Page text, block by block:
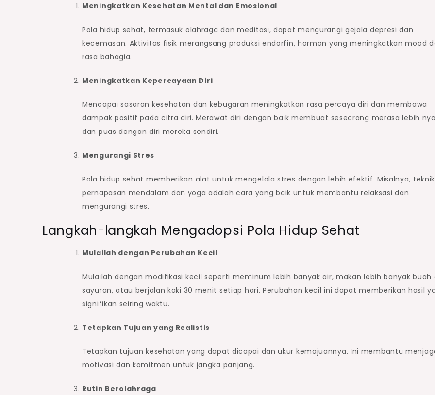
Meningkatkan Kesehatan Mental dan Emosional
Pola hidup sehat, termasuk olahraga dan meditasi, dapat mengurangi gejala depresi dan
kecemasan. Aktivitas fisik merangsang produksi endorfin, hormon yang meningkatkan mood
rasa bahagia.
Meningkatkan Kepercayaan Diri
Mencapai sasaran kesehatan dan kebugaran meningkatkan rasa percaya diri dan membawa
dampak positif pada citra diri. Merawat diri dengan baik membuat seseorang merasa lebih
dan puas dengan diri mereka sendiri.
Mengurangi Stres
Pola hidup sehat memberikan alat untuk mengelola stres dengan lebih efektif. Misalnya, teknik
pernapasan mendalam dan yoga adalah cara yang baik untuk membantu relaksasi dan
mengurangi stres.
Langkah-langkah Mengadopsi Pola Hidup Sehat
Mulailah dengan Perubahan Kecil
Mulailah dengan modifikasi kecil seperti meminum lebih banyak air, makan lebih banyak buah
sayuran, atau berjalan kaki 30 menit setiap hari. Perubahan kecil ini dapat memberikan hasil
signifikan seiring waktu.
Tetapkan Tujuan yang Realistis
Tetapkan tujuan kesehatan yang dapat dicapai dan ukur kemajuannya. Ini membantu
motivasi dan komitmen untuk jangka panjang.
Rutin Berolahraga